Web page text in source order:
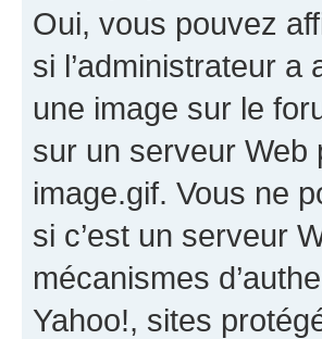
Oui, vous pouvez
si l’administrateur
une image sur le
sur un serveur Web
image.gif. Vous ne
si c’est un serveur
mécanismes
Yahoo!, sites